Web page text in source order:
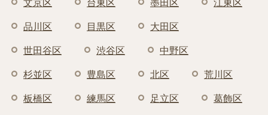
文京区 台東区 墨田区 江東区
品川区 目黒区 大田区
世田谷区 渋谷区 中野区
杉並区 豊島区 北区 荒川区
板橋区 練馬区 足立区 葛飾区